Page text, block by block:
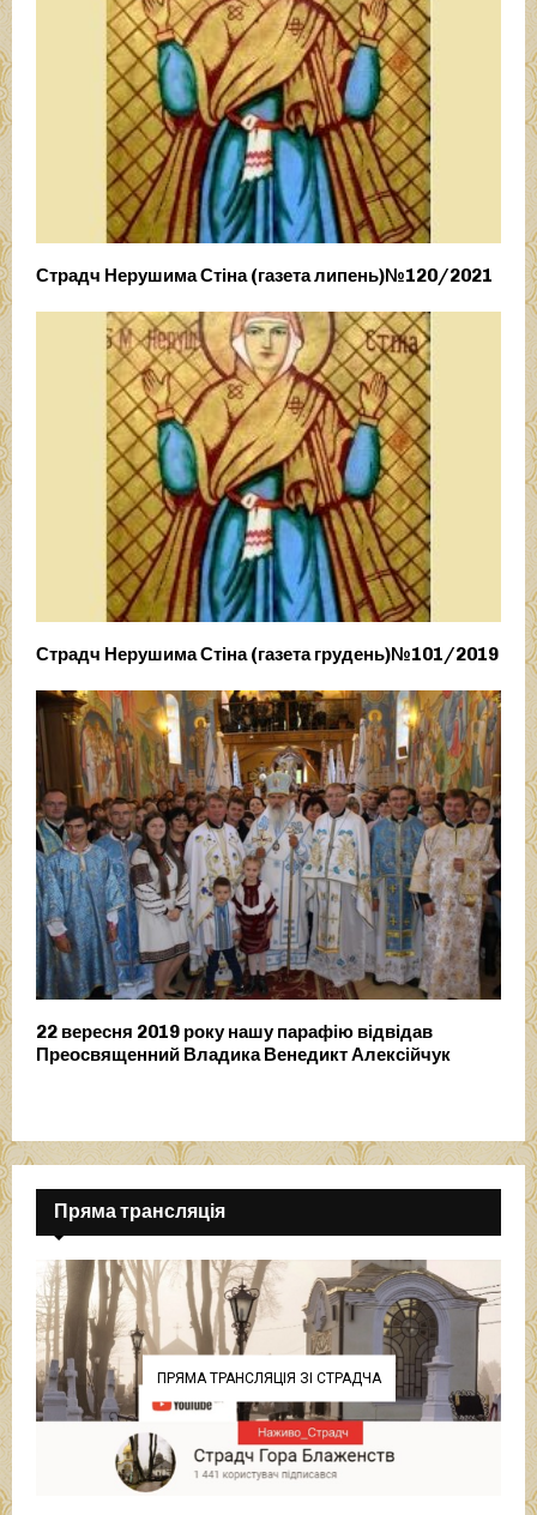
Страдч Нерушима Стіна (газета липень)№120/2021
Страдч Нерушима Стіна (газета грудень)№101/2019
22 вересня 2019 року нашу парафію відвідав
Преосвященний Владика Венедикт Алексійчук
Пряма трансляція
ПРЯМА ТРАНСЛЯЦІЯ ЗІ СТРАДЧА